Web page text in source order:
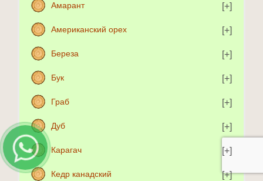
Амарант
Американский орех
Береза
Бук
Граб
Дуб
Карагач
Кедр канадский